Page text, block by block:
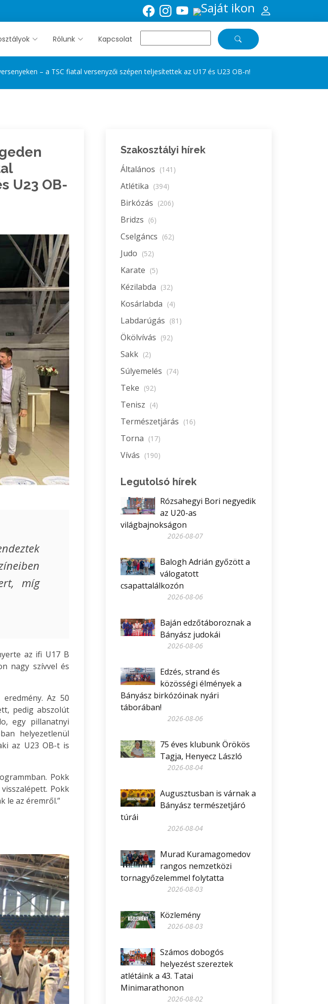
Rólunk Kapcsolat
– a TSC fiatal versenyzői szépen teljesítettek az U17 és U23 OB-n!
U23 OB-
míg
az ifi U17 B
nagy szívvel és
Az 50
pedig abszolút
egy pillanatnyi
helyezetlenül
az U23 OB-t is
Pokk
Pokk
le az éremről.”
Szakosztályi hírek
Általános (141)
Atlétika (394)
Birkózás (206)
Bridzs (6)
Cselgáncs (62)
Judo (52)
Karate (5)
Kézilabda (32)
Kosárlabda (4)
Labdarúgás (81)
Ökölvívás (92)
Sakk (2)
Súlyemelés (74)
Teke (92)
Tenisz (4)
Természetjárás (16)
Torna (17)
Vívás (190)
Legutolsó hírek
Rózsahegyi Bori negyedik
az U20-as
világbajnokságon
2026-08-07
Balogh Adrián győzött a
válogatott
csapattalálkozón
2026-08-06
Baján edzőtáboroznak a
Bányász judokái
2026-08-06
Edzés, strand és
közösségi élmények a
Bányász birkózóinak nyári
táborában!
2026-08-06
75 éves klubunk Örökös
Tagja, Henyecz László
2026-08-04
Augusztusban is várnak a
Bányász természetjáró
túrái
2026-08-04
Murad Kuramagomedov
rangos nemzetközi
tornagyőzelemmel folytatta
2026-08-03
Közlemény
2026-08-03
Számos dobogós
helyezést szereztek
atlétáink a 43. Tatai
Minimarathonon
2026-08-02